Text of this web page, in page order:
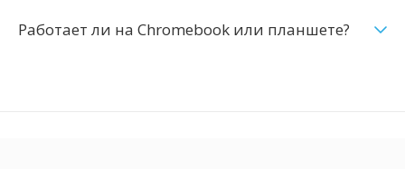
Работает ли на Chromebook или планшете?